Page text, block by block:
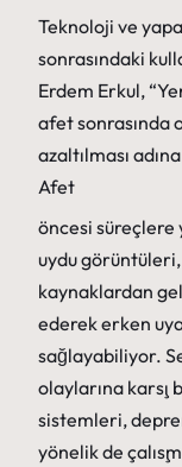
Teknoloji ve
sonrasındaki
Erdem Erkul,
afet sonrasında
azaltılması
Afet
öncesi süreçlere
uydu
kaynaklardan
ederek erken
sağlayabiliyor.
olaylarına karşı
sistemleri,
yönelik de